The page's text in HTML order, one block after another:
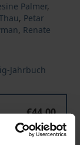
Palmer,
, Petar
, Renate
Jahrbuch
€44.00